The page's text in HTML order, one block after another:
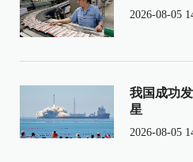
2026-08-05
我国成功
星
2026-08-05